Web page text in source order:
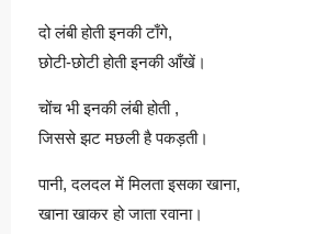
दो लंबी होती इनकी टाँगे,
छोटी-छोटी होती इनकी आँखें।
चोंच भी इनकी लंबी होती ,
जिससे झट मछली है पकड़ती।
पानी, दलदल में मिलता इसका खाना,
खाना खाकर हो जाता रवाना।